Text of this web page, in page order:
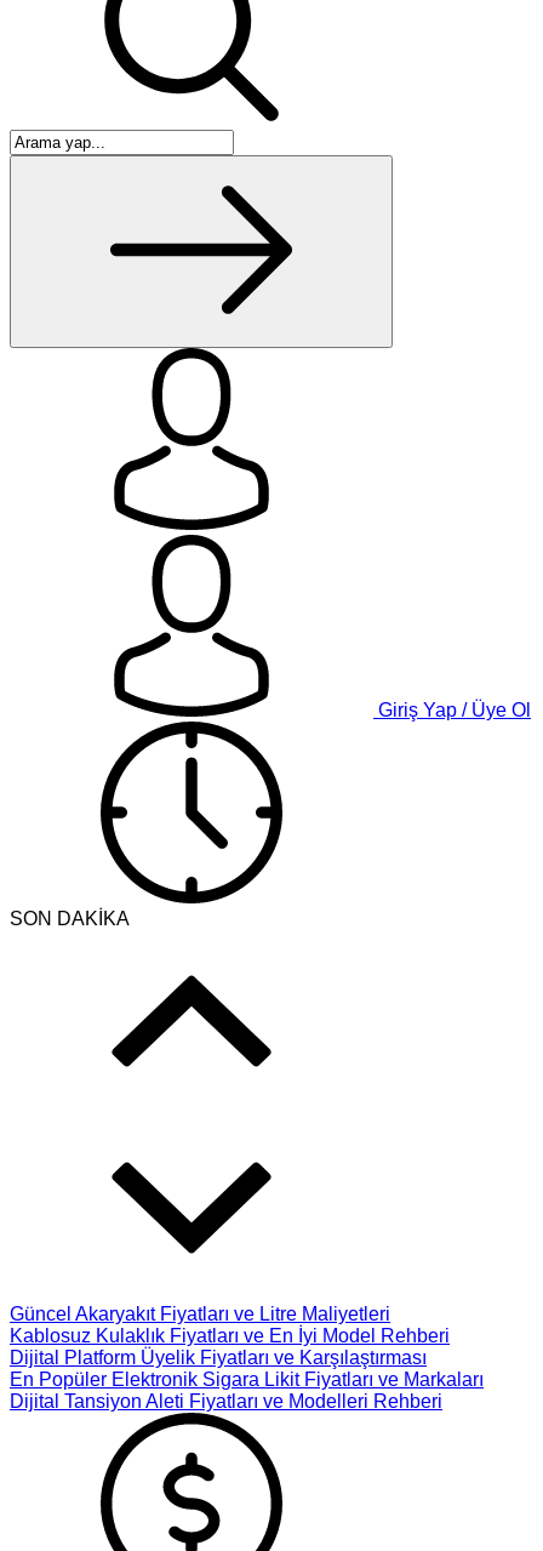
Giriş Yap / Üye Ol
SON DAKİKA
Güncel Akaryakıt Fiyatları ve Litre Maliyetleri
Kablosuz Kulaklık Fiyatları ve En İyi Model Rehberi
Dijital Platform Üyelik Fiyatları ve Karşılaştırması
En Popüler Elektronik Sigara Likit Fiyatları ve Markaları
Dijital Tansiyon Aleti Fiyatları ve Modelleri Rehberi